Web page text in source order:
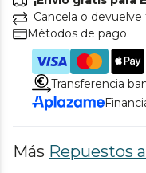
Cancela o
Métodos de pago.
Transferencia
Más Repuestos